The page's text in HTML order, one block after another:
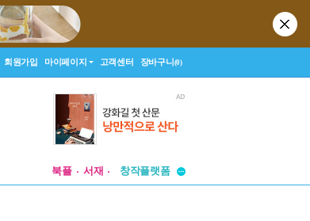
회원가입 마이페이지 고객센터 장바구니(0)
북플 서재
창작플랫폼